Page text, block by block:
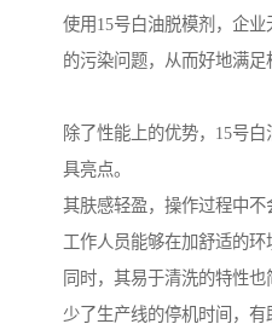
使用15号白油脱模剂，企
的污染问题，从而好地满足
除了性能上的优势，15号
具亮点。
其肤感轻盈，操作过程中
工作人员能够在加舒适的环
同时，其易于清洗的特性
少了生产线的停机时间，有